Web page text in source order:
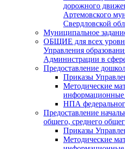
дорожного
Артемовского
Свердловской
Муниципальное
ОБЩИЕ для всех
Управления
Администрации в
Предоставление
Приказы
Методические
информационные
НПА
Предоставление
общего, среднего
Приказы
Методические